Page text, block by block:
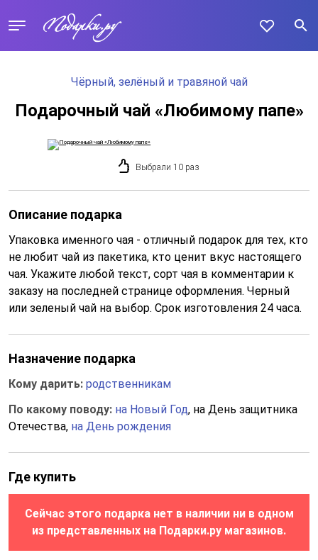
Чёрный, зелёный и травяной чай
Подарочный чай «Любимому папе»
Выбрали 10 раз
Описание подарка
Упаковка именного чая - отличный подарок для тех, кто
не любит чай из пакетика, кто ценит вкус настоящего
чая. Укажите любой текст, сорт чая в комментарии к
заказу на последней странице оформления. Черный
или зеленый чай на выбор. Срок изготовления 24 часа.
Назначение подарка
Кому дарить: родственникам
По какому поводу: на Новый Год, на День защитника
Отечества, на День рождения
Где купить
Сейчас этого подарка нет в наличии ни в одном
из представленных на Подарки.ру магазинов.